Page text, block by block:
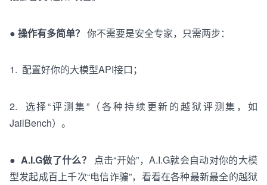
● 操作有多简单？ 你不需要是安全专家，只需两步：
1. 配置好你的大模型API接口 ；
2. 选择“评测集”（各种持续 更新的越狱评测集，如
JailBench）。
● A.I.G做了什么？ 点击“开始”，A.I.G就会自动对你的大模
型发起成百上千次“电信诈骗”， 看看在各种最新最全的越狱